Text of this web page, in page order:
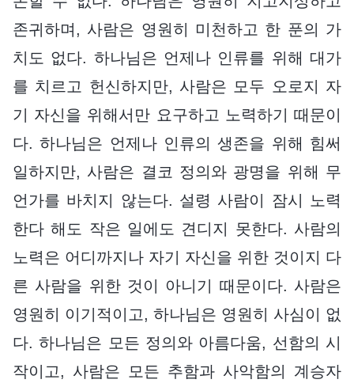
존귀하며, 사람은 영원히 미천하고 한 푼의 가
치도 없다. 하나님은 언제나 인류를 위해 대가
를 치르고 헌신하지만, 사람은 모두 오로지 자
기 자신을 위해서만 요구하고 노력하기 때문이
다. 하나님은 언제나 인류의 생존을 위해 힘써
일하지만, 사람은 결코 정의와 광명을 위해 무
언가를 바치지 않는다. 설령 사람이 잠시 노력
한다 해도 작은 일에도 견디지 못한다. 사람의
노력은 어디까지나 자기 자신을 위한 것이지 다
른 사람을 위한 것이 아니기 때문이다. 사람은
영원히 이기적이고, 하나님은 영원히 사심이 없
다. 하나님은 모든 정의와 아름다움, 선함의 시
작이고, 사람은 모든 추함과 사악함의 계승자